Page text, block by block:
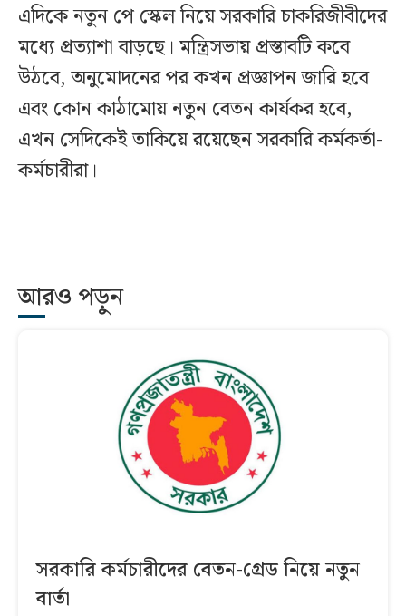
এদিকে নতুন পে স্কেল নিয়ে সরকারি চাকরিজীবীদের
মধ্যে প্রত্যাশা বাড়ছে। মন্ত্রিসভায় প্রস্তাবটি কবে
উঠবে, অনুমোদনের পর কখন প্রজ্ঞাপন জারি হবে
এবং কোন কাঠামোয় নতুন বেতন কার্যকর হবে,
এখন সেদিকেই তাকিয়ে রয়েছেন সরকারি কর্মকর্তা-
কর্মচারীরা।
আরও পড়ুন
সরকারি কর্মচারীদের বেতন-গ্রেড নিয়ে নতুন
বার্তা